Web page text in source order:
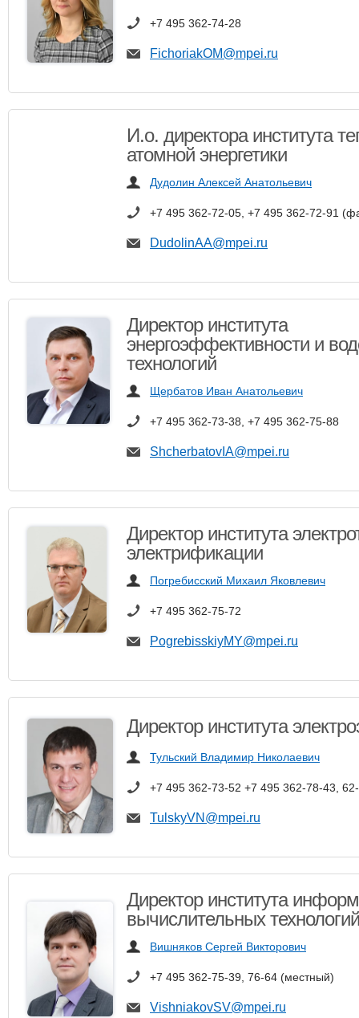
+7 495 362-74-28
FichoriakOM@mpei.ru
И.о. директора института
атомной энергетики
Дудолин Алексей Анатольевич
+7 495 362-72-05, +7 495 362-72-91
DudolinAA@mpei.ru​
Директор института
энергоэффективности и
технологий
Щербатов Иван Анатольевич
+7 495 362-73-38, +7 495 362-75-88
ShcherbatovIA@mpei.ru
Директор института
электрификации
Погребисский Михаил Яковлевич
+7 495 362-75-72
PogrebisskiyMY@mpei.ru
Директор института
Тульский Владимир Николаевич
+7 495 362-73-52 +7 495 362-78-43,
TulskyVN@mpei.ru
Директор института
вычислительных технологий
Вишняков Сергей Викторович
+7 495 362-75-39, 76-64 (местный)
VishniakovSV@mpei.ru